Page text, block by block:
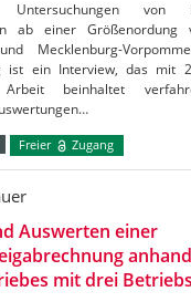
Untersuchungen von
ab einer
Mecklenburg-
ist ein Interview, das mit
beinhaltet
Freier Zugang
Auswerten einer
mit drei